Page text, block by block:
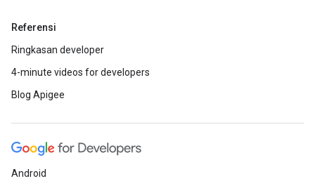
Referensi
Ringkasan developer
4-minute videos for developers
Blog Apigee
Android